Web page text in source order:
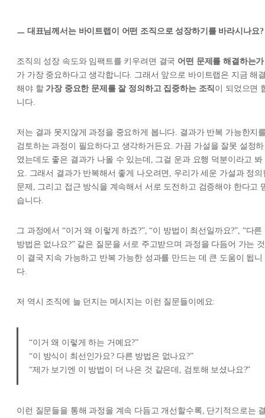
ㅡ 대표님께서는 바이트랩이 어떤 조직으로 성장하기를 바라시나요?
조직의 성장 속도와 임팩트를 키우려면 결국 어떤 문제를 해결하는가
가 가장 중요하다고 생각합니다. 그래서 앞으로 바이트랩은 지금 해
해야 할 가장 중요한 문제를 잘 정의하고 집중하는 조직 이 되었으면
니다.
저는 결과 못지않게 과정을 중요하게 봅니다. 결과가 반복 가능한지
검토하는 과정이 필요하다고 생각하거든요. 가끔 가설을 잘못 설정하
였는데도 좋은 결과가 나올 수 있는데, 그걸 운과 요행 덕분이라고 봐
요. 그래서 결과가 반복해서 좋게 나오려면, 우리가 세운 가설과 정의
문제, 그리고 접근 방식을 계속해서 서로 도전하고 검증해야 한다고
습니다.
그 과정에서 “이거 왜 이렇게 하죠?”, “이 방법이 최선일까요?”, “다른
방법은 없나요?” 같은 질문을 서로 주고받으며 과정을 다듬어 가는 것
이 결국 지속 가능하고 반복 가능한 성과를 만드는 데 큰 도움이 됩니
다.
저 역시 조직에 늘 던지는 메시지는 이런 질문들이에요:
“이거 왜 이렇게 하는 거예요?”
“이 방식이 최선인가요? 다른 방법은 없나요?”
“제가 보기엔 이 방법이 더 나은 것 같은데, 검토해 보셨나요?”
이런 질문들을 통해 과정을 계속 다듬고 개선할수록, 단기적으로는